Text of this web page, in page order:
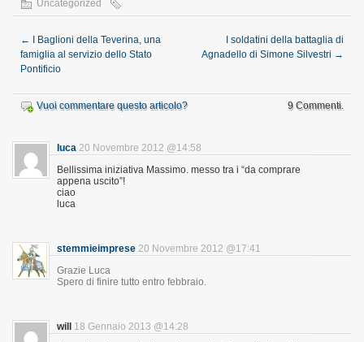
Uncategorized
←
I Baglioni della Teverina, una
famiglia al servizio dello Stato
Pontificio
I soldatini della battaglia di
Agnadello di Simone Silvestri →
Vuoi commentare questo articolo? 9 Commenti.
luca 20 Novembre 2012 @14:58
Bellissima iniziativa Massimo. messo tra i “da comprare
appena uscito”!
ciao
luca
stemmieimprese 20 Novembre 2012 @17:41
Grazie Luca
Spero di finire tutto entro febbraio.
will
18 Gennaio 2013 @14:28